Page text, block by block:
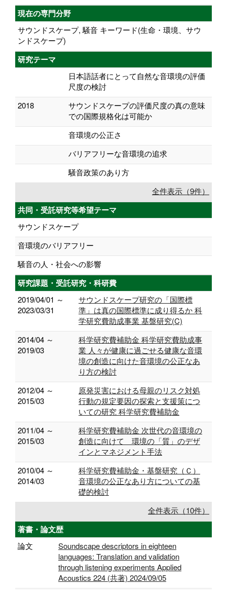
現在の専門分野
サウンドスケープ, 騒音 キーワード(生命・環境、サウ
ンドスケープ)
研究テーマ
日本語話者にとって自然な音環境の評価
尺度の検討
2018
サウンドスケープの評価尺度の真の意味
での国際規格化は可能か
音環境の公正さ
バリアフリーな音環境の追求
騒音政策のあり方
全件表示（9件）
共同・受託研究等希望テーマ
サウンドスケープ
音環境のバリアフリー
騒音の人・社会への影響
研究課題・受託研究・科研費
2019/04/01 ～
2023/03/31
サウンドスケープ研究の「国際標
準」は真の国際標準に成り得るか 科
学研究費助成事業 基盤研究(C)
2014/04 ～
2019/03
科学研究費補助金 科学研究費助成事
業 人々が健康に過ごせる健康な音環
境の創造に向けた音環境の公正なあ
り方の検討
2012/04 ～
2015/03
原発災害における母親のリスク対処
行動の規定要因の探索と支援策につ
いての研究 科学研究費補助金
2011/04 ～
2015/03
科学研究費補助金 次世代の音環境の
創造に向けて 環境の「質」のデザ
インとマネジメント手法
2010/04 ～
2014/03
科学研究費補助金・基盤研究（Ｃ）
音環境の公正なあり方についての基
礎的検討
全件表示（10件）
著書・論文歴
論文
Soundscape descriptors in eighteen
languages: Translation and validation
through listening experiments Applied
Acoustics 224 (共著) 2024/09/05